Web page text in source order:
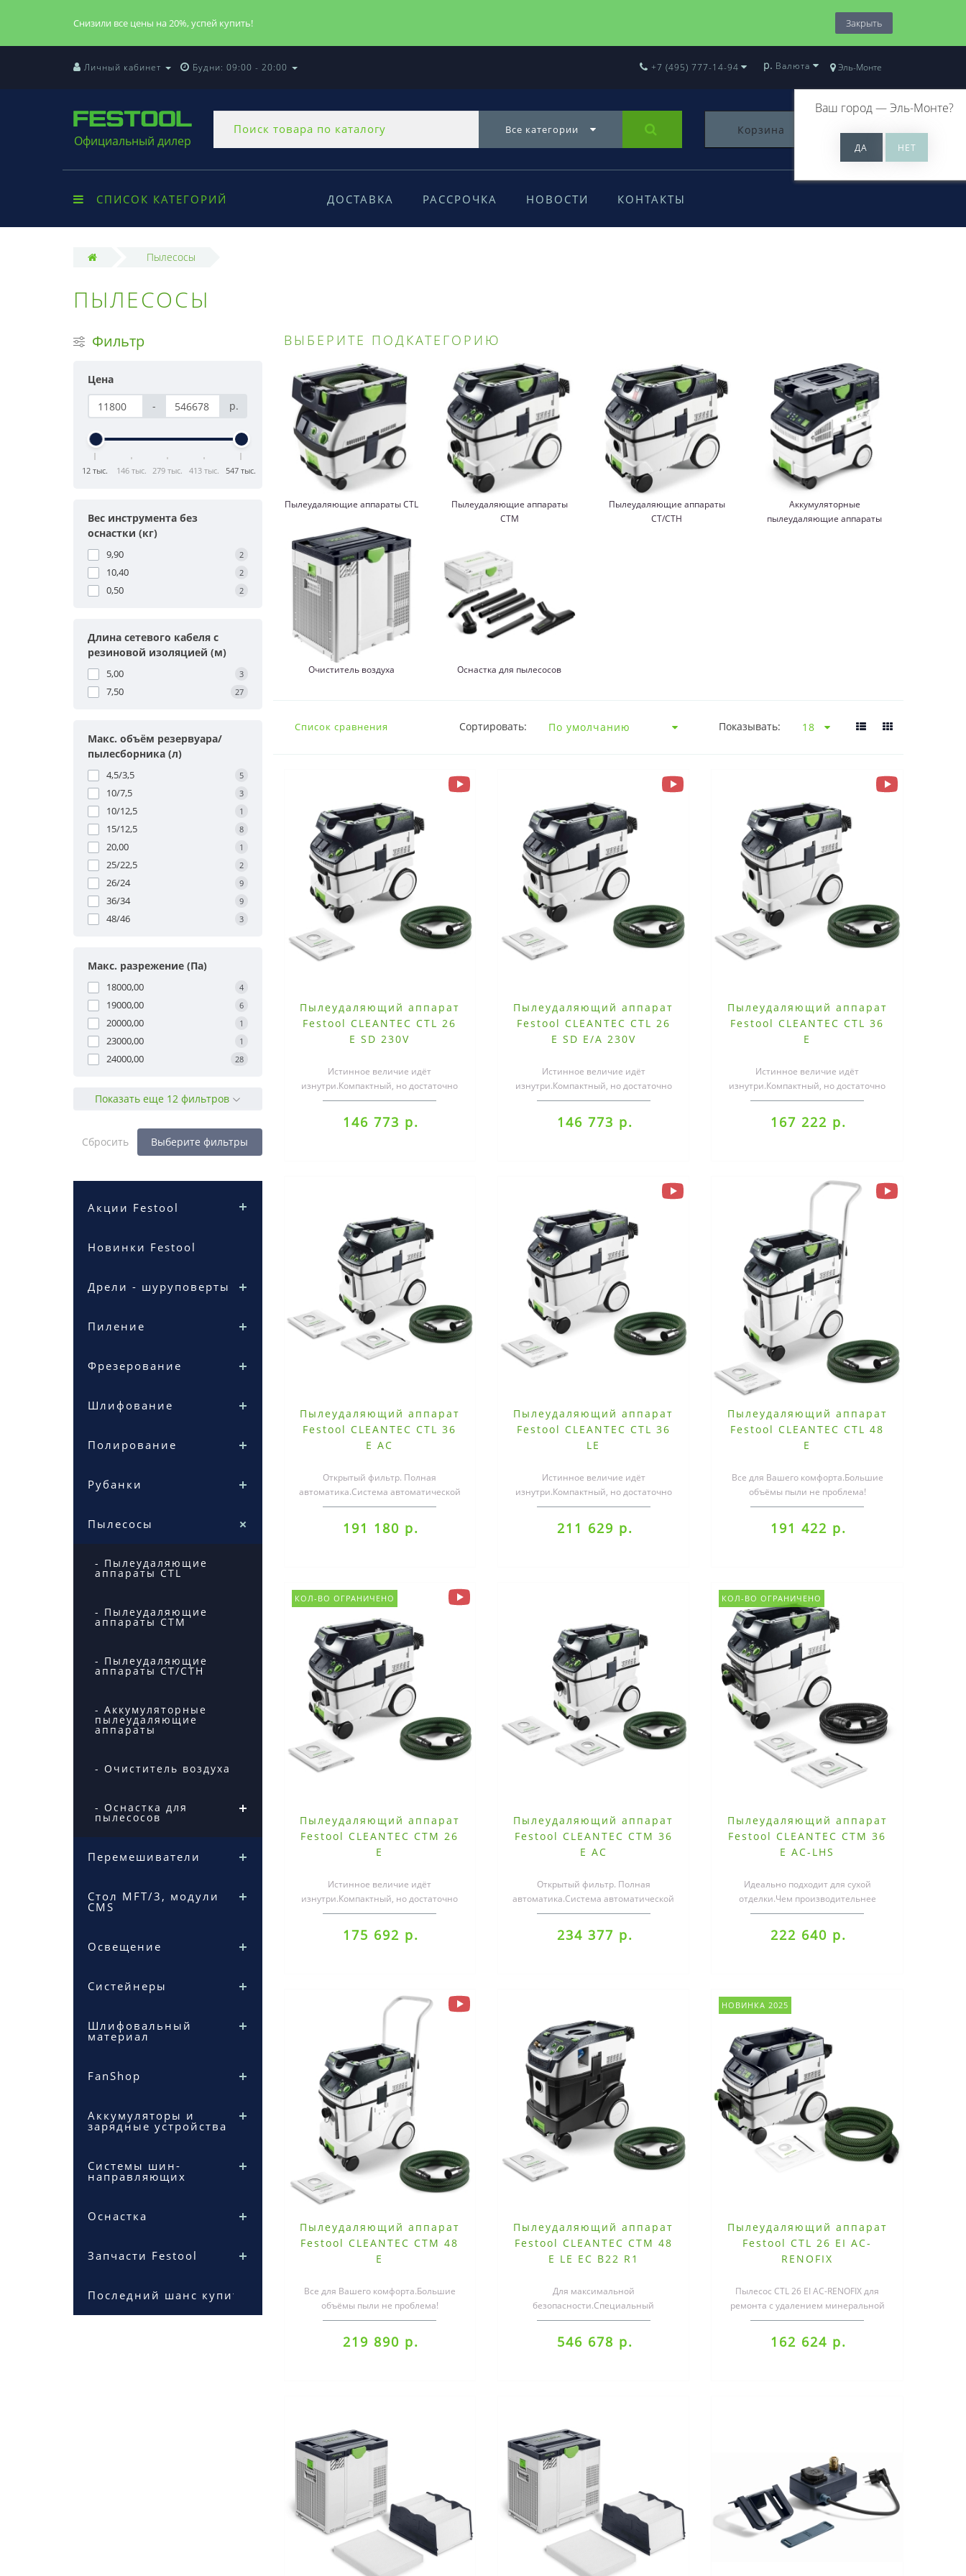
Снизили все цены на 20%, успей купить! Закрыть
Личный кабинет Будни: 09:00 - 20:00 Эль-Монте
Ваш город —Эль-Монте?
+7 (495) 777-14-94 р. Валюта
Официальный дилер
Все категории Корзина 0
СПИСОК КАТЕГОРИЙ ДОСТАВКА РАССРОЧКА НОВОСТИ КОНТАКТЫ
Пылесосы
ПЫЛЕСОСЫ
Фильтр
Цена
-
р.
12 тыс. 146 тыс. 279 тыс. 413 тыс. 547 тыс.
Вес инструмента без
оснастки (кг)
9,90 2
10,40 2
0,50 2
Длина сетевого кабеля с
резиновой изоляцией (м)
5,00 3
7,50 27
Макс. объём резервуара/
пылесборника (л)
4,5/3,5 5
10/7,5 3
10/12,5 1
15/12,5 8
20,00 1
25/22,5 2
26/24 9
36/34 9
48/46 3
Макс. разрежение (Па)
18000,00 4
19000,00 6
20000,00 1
23000,00 1
24000,00 28
Показать еще 12 фильтров
Сбросить Выберите фильтры
Акции Festool
Новинки Festool
Дрели - шуруповерты
Пиление
Фрезерование
Шлифование
Полирование
Рубанки
Пылесосы
- Пылеудаляющие
аппараты CTL
- Пылеудаляющие
аппараты CTM
- Пылеудаляющие
аппараты CT/CTH
- Аккумуляторные
пылеудаляющие
аппараты
- Очиститель воздуха
- Оснастка для
пылесосов
Перемешиватели
Стол MFT/3, модули
CMS
Освещение
Систейнеры
Шлифовальный
материал
FanShop
Аккумуляторы и
зарядные устройства
Системы шин-
направляющих
Оснастка
Запчасти Festool
Последний шанс купить
ВЫБЕРИТЕ ПОДКАТЕГОРИЮ
Пылеудаляющие аппараты CTL
Пылеудаляющие аппараты
CTM
Пылеудаляющие аппараты
CT/CTH
Аккумуляторные
пылеудаляющие аппараты
Очиститель воздуха Оснастка для пылесосов
Список сравнения Сортировать: Показывать:
Пылеудаляющий аппарат
Festool CLEANTEC CTL 26
E SD 230V
Истинное величие идёт
изнутри.Компактный, но достаточно
большой. Лёгкий, но при этом
мощный. На стро..
146 773 р.
Пылеудаляющий аппарат
Festool CLEANTEC CTL 26
E SD E/A 230V
Истинное величие идёт
изнутри.Компактный, но достаточно
большой. Лёгкий, но при этом
мощный. На стро..
146 773 р.
Пылеудаляющий аппарат
Festool CLEANTEC CTL 36
E
Истинное величие идёт
изнутри.Компактный, но достаточно
большой. Лёгкий, но при этом
мощный. На стро..
167 222 р.
Пылеудаляющий аппарат
Festool CLEANTEC CTL 36
E AC
Открытый фильтр. Полная
автоматика.Система автоматической
очистки фильтра AUTOCLEAN (AC)
защищает фи..
191 180 р.
Пылеудаляющий аппарат
Festool CLEANTEC CTL 36
LE
Истинное величие идёт
изнутри.Компактный, но достаточно
большой. Лёгкий, но при этом
мощный. На стро..
211 629 р.
Пылеудаляющий аппарат
Festool CLEANTEC CTL 48
E
Все для Вашего комфорта.Большие
объёмы пыли не проблема!
Благодаря своей большой
вместимости 48 л CL..
191 422 р.
КОЛ-ВО ОГРАНИЧЕНО
Пылеудаляющий аппарат
Festool CLEANTEC CTM 26
E
Истинное величие идёт
изнутри.Компактный, но достаточно
большой. Лёгкий, но при этом
мощный. На стро..
175 692 р.
Пылеудаляющий аппарат
Festool CLEANTEC CTM 36
E AC
Открытый фильтр. Полная
автоматика.Система автоматической
очистки фильтра AUTOCLEAN (AC)
защищает фи..
234 377 р.
КОЛ-ВО ОГРАНИЧЕНО
Пылеудаляющий аппарат
Festool CLEANTEC CTM 36
E AC-LHS
Идеально подходит для сухой
отделки.Чем производительнее
шлифовальная машинка, тем более
мощным долж..
222 640 р.
Пылеудаляющий аппарат
Festool CLEANTEC CTM 48
E
Все для Вашего комфорта.Большие
объёмы пыли не проблема!
Благодаря своей большой
вместимости 48 л CL..
219 890 р.
Пылеудаляющий аппарат
Festool CLEANTEC CTM 48
E LE EC B22 R1
Для максимальной
безопасности.Специальный
пылеудаляющий аппарат CTM 48
EC/B22 с приводом EC-TEC пред..
546 678 р.
НОВИНКА 2025
Пылеудаляющий аппарат
Festool CTL 26 EI AC-
RENOFIX
Пылесос CTL 26 EI AC-RENOFIX для
ремонта с удалением минеральной
пылиКогда образуется особенно
много..
162 624 р.